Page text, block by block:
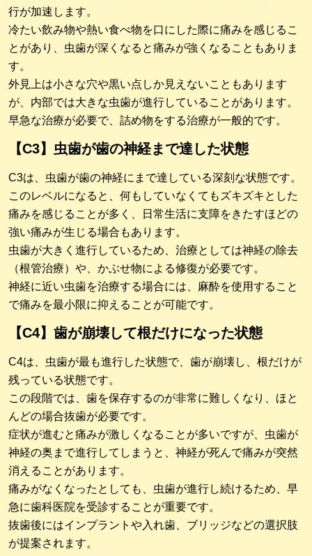
行が加速します。
冷たい飲み物や熱い食べ物を口にした際に痛みを感じるこ
とがあり、虫歯が深くなると痛みが強くなることもありま
す。
外見上は小さな穴や黒い点しか見えないこともあります
が、内部では大きな虫歯が進行していることがあります。
早急な治療が必要で、詰め物をする治療が一般的です。
【C3】虫歯が歯の神経まで達した状態
C3は、虫歯が歯の神経にまで達している深刻な状態です。
このレベルになると、何もしていなくてもズキズキとした
痛みを感じることが多く、日常生活に支障をきたすほどの
強い痛みが生じる場合もあります。
虫歯が大きく進行しているため、治療としては神経の除去
（根管治療）や、かぶせ物による修復が必要です。
神経に近い虫歯を治療する場合には、麻酔を使用すること
で痛みを最小限に抑えることが可能です。
【C4】歯が崩壊して根だけになった状態
C4は、虫歯が最も進行した状態で、歯が崩壊し、根だけが
残っている状態です。
この段階では、歯を保存するのが非常に難しくなり、ほと
んどの場合抜歯が必要です。
症状が進むと痛みが激しくなることが多いですが、虫歯が
神経の奥まで進行してしまうと、神経が死んで痛みが突然
消えることがあります。
痛みがなくなったとしても、虫歯が進行し続けるため、早
急に歯科医院を受診することが重要です。
抜歯後にはインプラントや入れ歯、ブリッジなどの選択肢
が提案されます。